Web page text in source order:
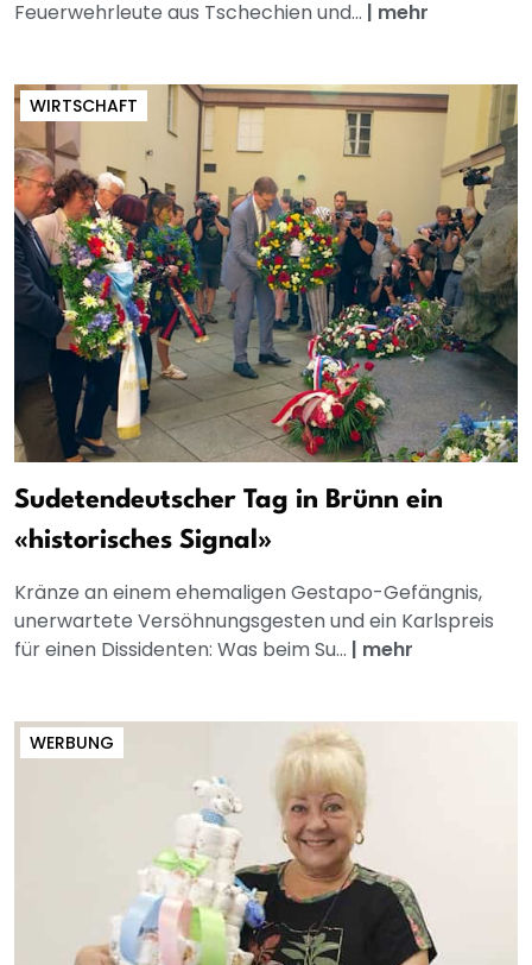
Feuerwehrleute aus Tschechien und... | mehr
WIRTSCHAFT
Sudetendeutscher Tag in Brünn ein
«historisches Signal»
Kränze an einem ehemaligen Gestapo-Gefängnis,
unerwartete Versöhnungsgesten und ein Karlspreis
für einen Dissidenten: Was beim Su... | mehr
WERBUNG